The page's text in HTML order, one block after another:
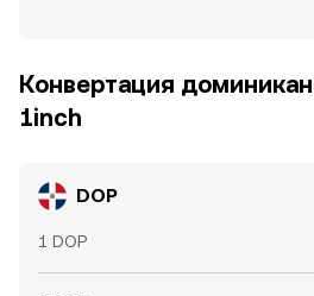
Конвертация
1inch
DOP
1 DOP